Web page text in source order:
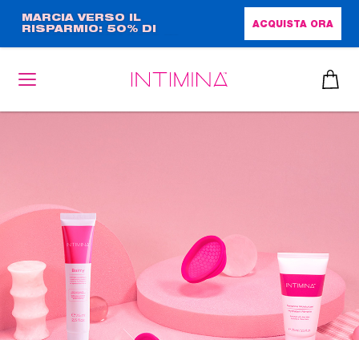
contenuto
principale
MARCIA VERSO IL
RISPARMIO: 50% DI
FORMATO COMPLETO!!
ACQUISTA ORA